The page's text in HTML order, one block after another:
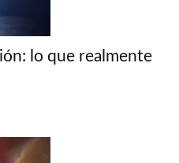
lo que realmente